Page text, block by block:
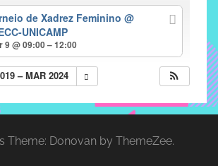
de Xadrez Feminino@
UNICAMP
9 @ 09:00 – 12:00
– MAR 2024
Theme: Donovan by ThemeZee.